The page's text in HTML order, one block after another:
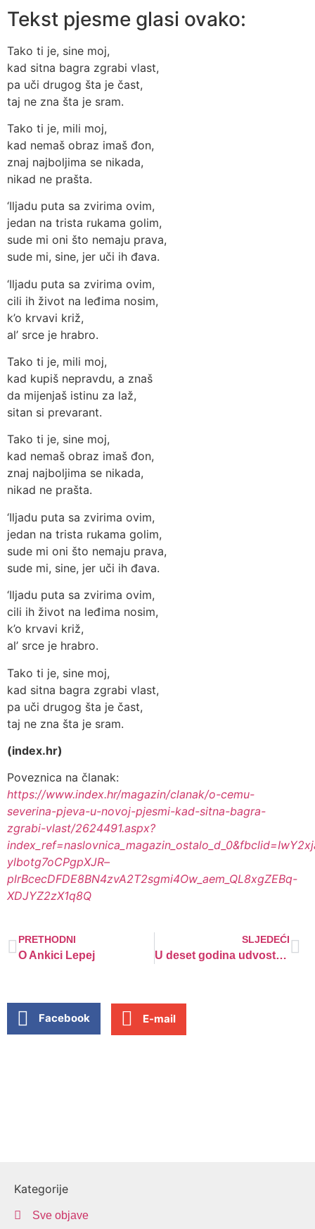
Tekst pjesme glasi ovako:
Tako ti je, sine moj,
kad sitna bagra zgrabi vlast,
pa uči drugog šta je čast,
taj ne zna šta je sram.
Tako ti je, mili moj,
kad nemaš obraz imaš đon,
znaj najboljima se nikada,
nikad ne prašta.
‘Iljadu puta sa zvirima ovim,
jedan na trista rukama golim,
sude mi oni što nemaju prava,
sude mi, sine, jer uči ih đava.
‘Iljadu puta sa zvirima ovim,
cili ih život na leđima nosim,
k’o krvavi križ,
al’ srce je hrabro.
Tako ti je, mili moj,
kad kupiš nepravdu, a znaš
da mijenjaš istinu za laž,
sitan si prevarant.
Tako ti je, sine moj,
kad nemaš obraz imaš đon,
znaj najboljima se nikada,
nikad ne prašta.
‘Iljadu puta sa zvirima ovim,
jedan na trista rukama golim,
sude mi oni što nemaju prava,
sude mi, sine, jer uči ih đava.
‘Iljadu puta sa zvirima ovim,
cili ih život na leđima nosim,
k’o krvavi križ,
al’ srce je hrabro.
Tako ti je, sine moj,
kad sitna bagra zgrabi vlast,
pa uči drugog šta je čast,
taj ne zna šta je sram.
(index.hr)
Poveznica na članak:
https://www.index.hr/magazin/clanak/o-cemu-
severina-pjeva-u-novoj-pjesmi-kad-sitna-bagra-
zgrabi-vlast/2624491.aspx?
ylbotg7oCPgpXJR–
plrBcecDFDE8BN4zvA2T2sgmi4Ow_aem_QL8xgZEBq-
XDJYZ2zX1q8Q
PRETHODNI
O Ankici Lepej
SLJEDEĆI
U deset godina udvostručen broj slučajeva spolnog nasilja
Facebook E-mail
Kategorije
Sve objave